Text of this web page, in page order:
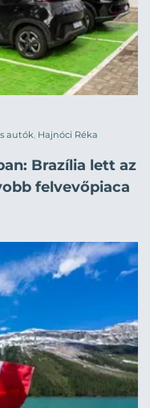
autók, Hajnóci Réka
Brazília lett az
felvevőpiaca